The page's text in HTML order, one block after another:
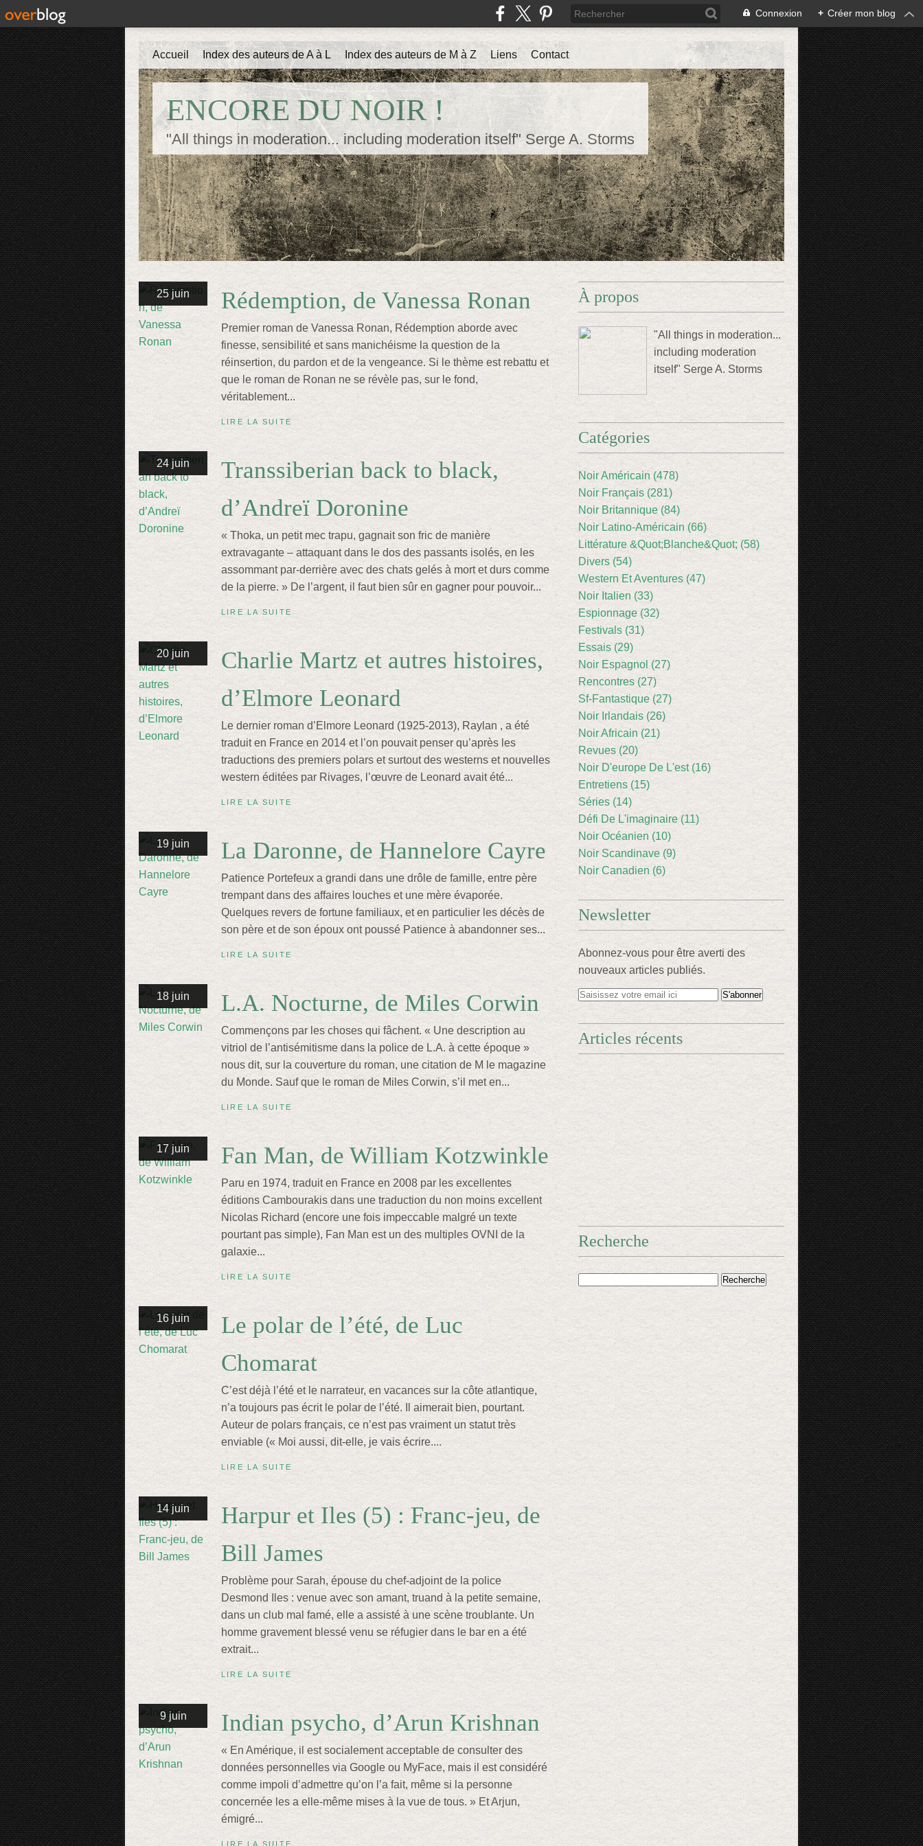
Connexion + Créer mon blog
ENCORE DU NOIR !
"All things in moderation... including moderation itself" Serge A. Storms
Accueil Index des auteurs de A à L Index des auteurs de M à Z Liens Contact
25 juin Rédemption, de Vanessa Ronan
Premier roman de Vanessa Ronan, Rédemption aborde avec
finesse, sensibilité et sans manichéisme la question de la
réinsertion, du pardon et de la vengeance. Si le thème est rebattu et
que le roman de Ronan ne se révèle pas, sur le fond,
véritablement...
LIRE LA SUITE
24 juin
Transsiberian back to black,
d’Andreï Doronine
« Thoka, un petit mec trapu, gagnait son fric de manière
extravagante – attaquant dans le dos des passants isolés, en les
assommant par-derrière avec des chats gelés à mort et durs comme
de la pierre. » De l’argent, il faut bien sûr en gagner pour pouvoir...
LIRE LA SUITE
20 juin
Charlie Martz et autres histoires,
d’Elmore Leonard
Le dernier roman d’Elmore Leonard (1925-2013), Raylan , a été
traduit en France en 2014 et l’on pouvait penser qu’après les
traductions des premiers polars et surtout des westerns et nouvelles
western éditées par Rivages, l’œuvre de Leonard avait été...
LIRE LA SUITE
19 juin La Daronne, de Hannelore Cayre
Patience Portefeux a grandi dans une drôle de famille, entre père
trempant dans des affaires louches et une mère évaporée.
Quelques revers de fortune familiaux, et en particulier les décès de
son père et de son époux ont poussé Patience à abandonner ses...
LIRE LA SUITE
18 juin L.A. Nocturne, de Miles Corwin
Commençons par les choses qui fâchent. « Une description au
vitriol de l’antisémitisme dans la police de L.A. à cette époque »
nous dit, sur la couverture du roman, une citation de M le magazine
du Monde. Sauf que le roman de Miles Corwin, s’il met en...
LIRE LA SUITE
17 juin Fan Man, de William Kotzwinkle
Paru en 1974, traduit en France en 2008 par les excellentes
éditions Cambourakis dans une traduction du non moins excellent
Nicolas Richard (encore une fois impeccable malgré un texte
pourtant pas simple), Fan Man est un des multiples OVNI de la
galaxie...
LIRE LA SUITE
16 juin
Le polar de l’été, de Luc
Chomarat
C’est déjà l’été et le narrateur, en vacances sur la côte atlantique,
n’a toujours pas écrit le polar de l’été. Il aimerait bien, pourtant.
Auteur de polars français, ce n’est pas vraiment un statut très
enviable (« Moi aussi, dit-elle, je vais écrire....
LIRE LA SUITE
14 juin
Harpur et Iles (5) : Franc-jeu, de
Bill James
Problème pour Sarah, épouse du chef-adjoint de la police
Desmond Iles : venue avec son amant, truand à la petite semaine,
dans un club mal famé, elle a assisté à une scène troublante. Un
homme gravement blessé venu se réfugier dans le bar en a été
extrait...
LIRE LA SUITE
9 juin Indian psycho, d’Arun Krishnan
« En Amérique, il est socialement acceptable de consulter des
données personnelles via Google ou MyFace, mais il est considéré
comme impoli d’admettre qu’on l’a fait, même si la personne
concernée les a elle-même mises à la vue de tous. » Et Arjun,
émigré...
LIRE LA SUITE
À propos
"All things in moderation...
including moderation
itself" Serge A. Storms
Catégories
Noir Américain (478)
Noir Français (281)
Noir Britannique (84)
Noir Latino-Américain (66)
Littérature &Quot;Blanche&Quot; (58)
Divers (54)
Western Et Aventures (47)
Noir Italien (33)
Espionnage (32)
Festivals (31)
Essais (29)
Noir Espagnol (27)
Rencontres (27)
Sf-Fantastique (27)
Noir Irlandais (26)
Noir Africain (21)
Revues (20)
Noir D'europe De L'est (16)
Entretiens (15)
Séries (14)
Défi De L'imaginaire (11)
Noir Océanien (10)
Noir Scandinave (9)
Noir Canadien (6)
Newsletter
Abonnez-vous pour être averti des
nouveaux articles publiés.
Articles récents
Recherche